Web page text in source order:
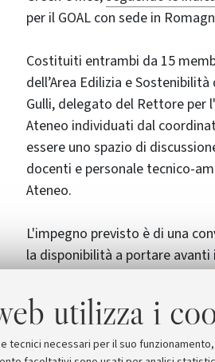
utilizza i
tecnici necessari per il suo
per il GOAL con sede in
Costituiti entrambi da 15
dell’Area Edilizia e
Gulli, delegato del Rettore per
Ateneo individuati dal
essere uno spazio di
docenti e personale tecnico-
Ateneo.
L'impegno previsto è di una
la disponibilità a portare